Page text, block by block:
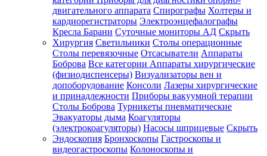
двигательного аппарата Спирографы Холтеры и
кардиорегистраторы Электроэнцефалографы
Кресла Барани Суточные мониторы АД Скрыть
Хирургия Светильники Столы операционные
Столы перевязочные Отсасыватели Аппараты
Боброва Все категории Аппараты хирургические
(физиодиспенсеры) Визуализаторы вен и
допоборудование Консоли Лазеры хирургические
и принадлежности Приборы вакуумной терапии
Столы Боброва Турникеты пневматические
Эвакуаторы дыма Коагуляторы
(электрокоагуляторы) Насосы шприцевые Скрыть
Эндоскопия Бронхоскопы Гастроскопы и
видеогастроскопы Колоноскопы и